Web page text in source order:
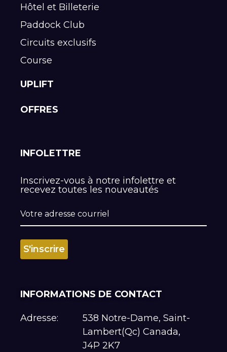
Hôtel et Billeterie
Paddock Club
Circuits exclusifs
Course
UPLIFT
OFFRES
INFOLETTRE
Inscrivez-vous à notre infolettre et
recevez toutes les nouveautés
INFORMATIONS DE CONTACT
Adresse:
538 Notre-Dame, Saint-
Lambert(Qc) Canada,
J4P 2K7